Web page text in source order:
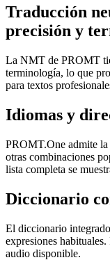
Traducción
precisión y
La NMT de PROMT
terminología, lo que
para textos
Idiomas y
PROMT.One admite
otras combinaciones
lista completa se
Diccionario
El diccionario
expresiones
audio disponible.